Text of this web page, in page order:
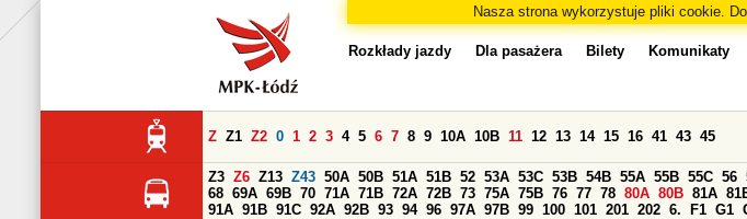
Nasza strona wykorzystuje pliki cookie.
Rozkłady jazdy Dla pasażera Bilety Komunikaty
Z Z1 Z2 0 1 2 3 4 5 6 7 8 9 10A 10B 11 12 13 14 15 16 41 43 45
Z3 Z6 Z13 Z43 50A 50B 51A 51B 52 53A 53C 53B 54B 55A 55B 55C 56
68 69A 69B 70 71A 71B 72A 72B 73 75A 75B 76 77 78 80A 80B 81A
91A 91B 91C 92A 92B 93 94 96 97A 97B 99 100 101 201 202 6. F1 G1